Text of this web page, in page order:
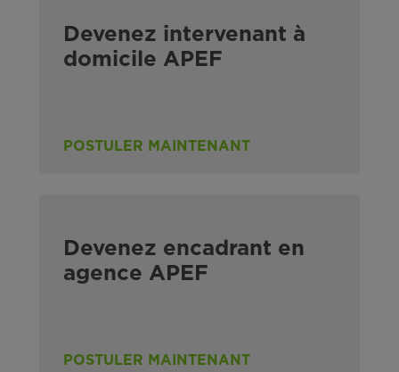
Devenez intervenant à
domicile APEF
POSTULER MAINTENANT
Devenez encadrant en
agence APEF
POSTULER MAINTENANT